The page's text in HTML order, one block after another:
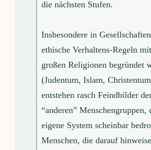
die nächsten Stufen.
Insbesondere in
ethische Verhaltens-Regeln
großen Religionen begründet
(Judentum, Islam,
entstehen rasch Feindbilder
“anderen” Menschengruppen,
eigene System scheinbar
Menschen, die darauf